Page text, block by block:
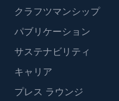
クラフツマンシップ
パブリケーション
サステナビリティ
キャリア
プレス ラウンジ